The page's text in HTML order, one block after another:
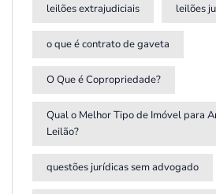
leilões extrajudiciais leilões
o que é contrato de gaveta
O Que é Copropriedade?
Qual o Melhor Tipo de Imóvel para
Leilão?
questões jurídicas sem advogado